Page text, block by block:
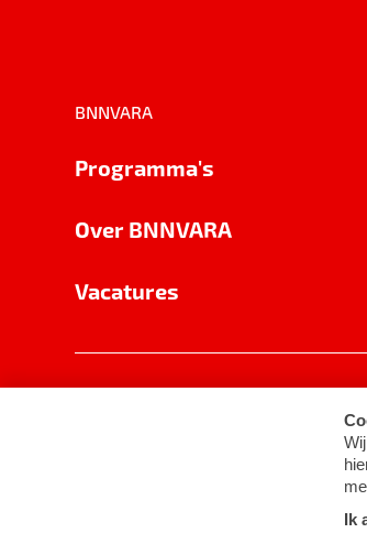
BNNVARA
Programma's
Over BNNVARA
Vacatures
Cookie-instellingen